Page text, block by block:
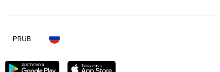
₽RUB